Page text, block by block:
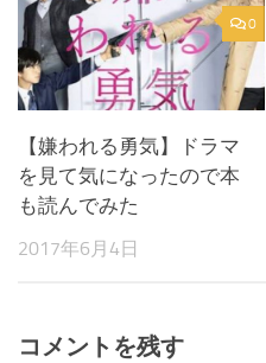
0
【嫌われる勇気】ドラマ
を見て気になったので本
も読んでみた
2017年6月4日
コメントを残す